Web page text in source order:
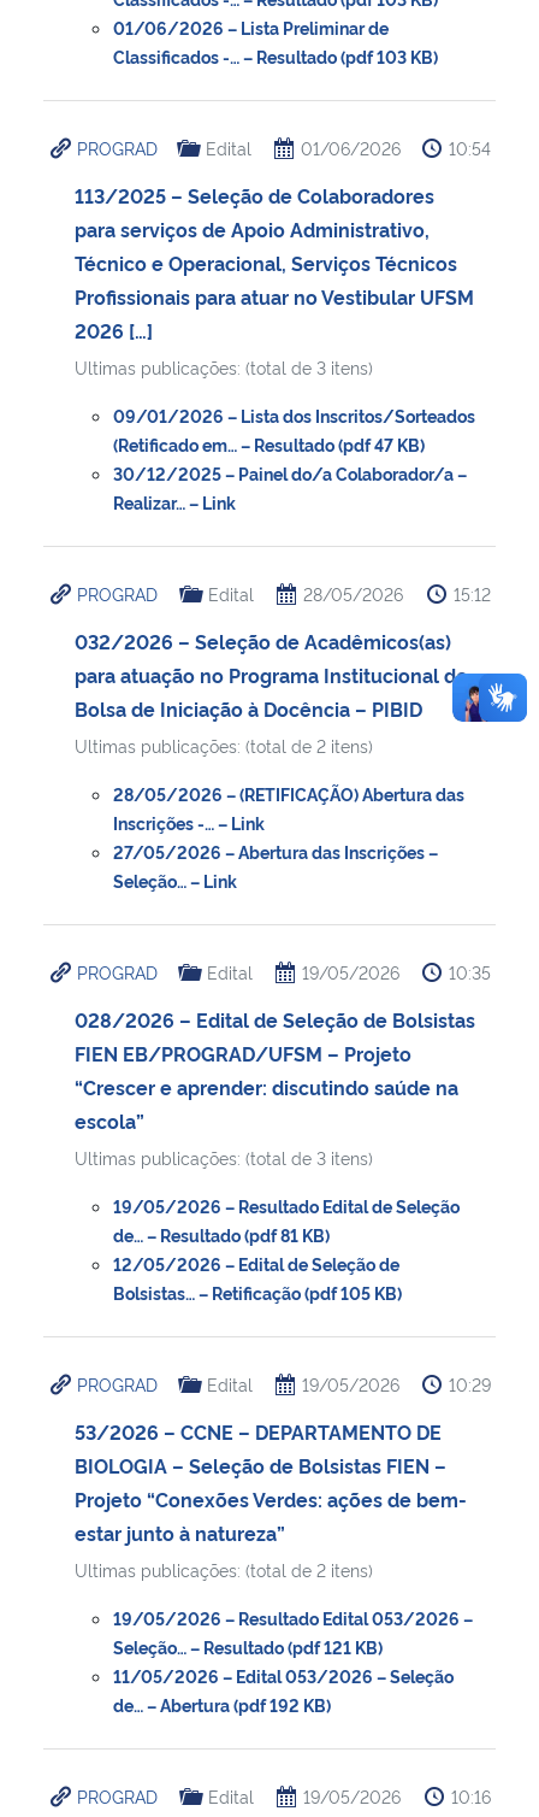
01/06/2026 – Lista Preliminar de
Classificados -… – Resultado (pdf 103 KB)
PROGRAD Edital 01/06/2026 10:54
113/2025 – Seleção de Colaboradores
para serviços de Apoio Administrativo,
Técnico e Operacional, Serviços Técnicos
Profissionais para atuar no Vestibular UFSM
2026 […]
Ultimas publicações: (total de 3 itens)
09/01/2026 – Lista dos Inscritos/Sorteados
(Retificado em… – Resultado (pdf 47 KB)
30/12/2025 – Painel do/a Colaborador/a –
Realizar… – Link
PROGRAD Edital 28/05/2026 15:12
032/2026 – Seleção de Acadêmicos(as)
para atuação no Programa Institucional de
Bolsa de Iniciação à Docência – PIBID
Ultimas publicações: (total de 2 itens)
28/05/2026 – (RETIFICAÇÃO) Abertura das
Inscrições -… – Link
27/05/2026 – Abertura das Inscrições –
Seleção… – Link
PROGRAD Edital 19/05/2026 10:35
028/2026 – Edital de Seleção de Bolsistas
FIEN EB/PROGRAD/UFSM – Projeto
“Crescer e aprender: discutindo saúde na
escola”
Ultimas publicações: (total de 3 itens)
19/05/2026 – Resultado Edital de Seleção
de… – Resultado (pdf 81 KB)
12/05/2026 – Edital de Seleção de
Bolsistas… – Retificação (pdf 105 KB)
PROGRAD Edital 19/05/2026 10:29
53/2026 – CCNE – DEPARTAMENTO DE
BIOLOGIA – Seleção de Bolsistas FIEN –
Projeto “Conexões Verdes: ações de bem-
estar junto à natureza”
Ultimas publicações: (total de 2 itens)
19/05/2026 – Resultado Edital 053/2026 –
Seleção… – Resultado (pdf 121 KB)
11/05/2026 – Edital 053/2026 – Seleção
de… – Abertura (pdf 192 KB)
PROGRAD Edital 19/05/2026 10:16